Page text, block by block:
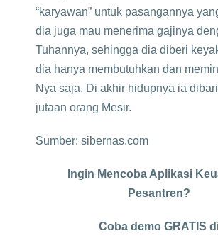
“karyawan” untuk pasangannya
dia juga mau menerima gajinya
Tuhannya, sehingga dia diberi
dia hanya membutuhkan dan
Nya saja. Di akhir hidupnya ia
jutaan orang Mesir.
Sumber: sibernas.com
Ingin Mencoba Aplikasi
Pesantren?
Coba demo GRATIS